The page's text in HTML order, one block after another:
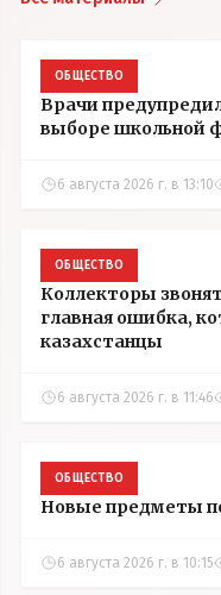
ОБЩЕСТВО
Врачи
выборе школьной
6 августа 2026 г. в 13:10
ОБЩЕСТВО
Коллекторы
главная ошибка,
казахстанцы
6 августа 2026 г. в 11:46
ОБЩЕСТВО
Новые предметы
6 августа 2026 г. в 10:15